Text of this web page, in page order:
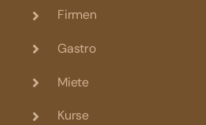
Firmen
Gastro
Miete
Kurse